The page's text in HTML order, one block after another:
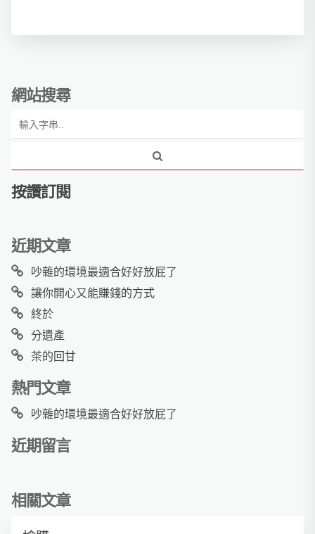
網站搜尋
按讚訂閱
近期文章
吵雜的環境最適合好好放屁了
讓你開心又能賺錢的方式
終於
分遺產
茶的回甘
熱門文章
吵雜的環境最適合好好放屁了
近期留言
相關文章